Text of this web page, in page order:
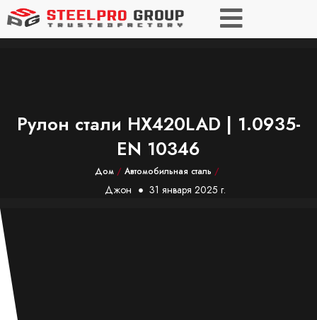
Рулон стали HX420LAD | 1.0935-
EN 10346
Дом / Автомобильная сталь /
Джон 31 января 2025 г.